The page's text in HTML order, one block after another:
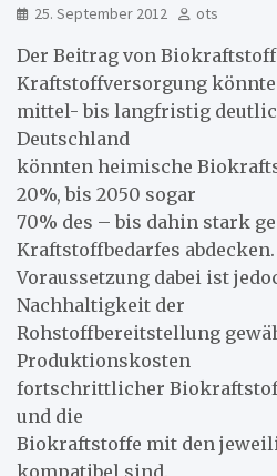
25. September 2012 ots
Der Beitrag von
Kraftstoffversorgung könnte
mittel- bis langfristig
Deutschland
könnten heimische
20%, bis 2050 sogar
70% des – bis dahin stark
Kraftstoffbedarfes abdecken.
Voraussetzung dabei ist
Nachhaltigkeit der
Rohstoffbereitstellung
Produktionskosten
fortschrittlicher
und die
Biokraftstoffe mit den
kompatibel sind.